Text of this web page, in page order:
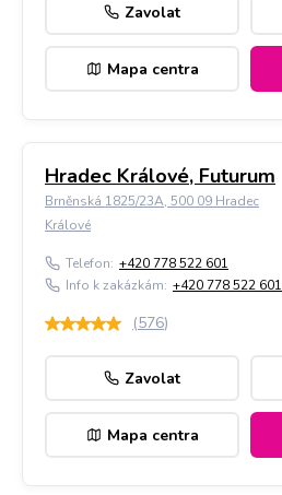
Zavolat
Mapa centra
Hradec Králové, Futurum
Brněnská 1825/23A, 500 09 Hradec
Králové
Telefon: +420 778 522 601
Info k zakázkám: +420 778 522 601
(576)
Zavolat
Mapa centra